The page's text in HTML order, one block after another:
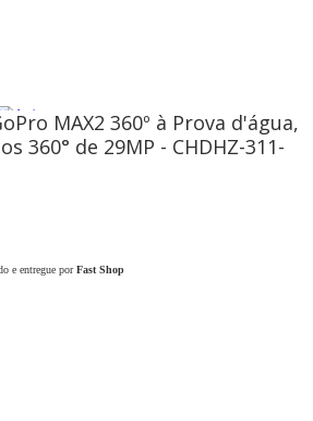
MAX2 360º à Prova d'água,
360° de 29MP - CHDHZ-311-
e entregue por Fast Shop